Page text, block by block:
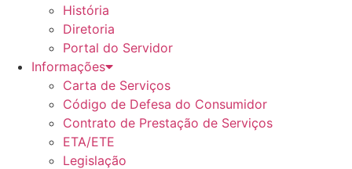
História
Diretoria
Portal do Servidor
Informações
Carta de Serviços
Código de Defesa do Consumidor
Contrato de Prestação de Serviços
ETA/ETE
Legislação